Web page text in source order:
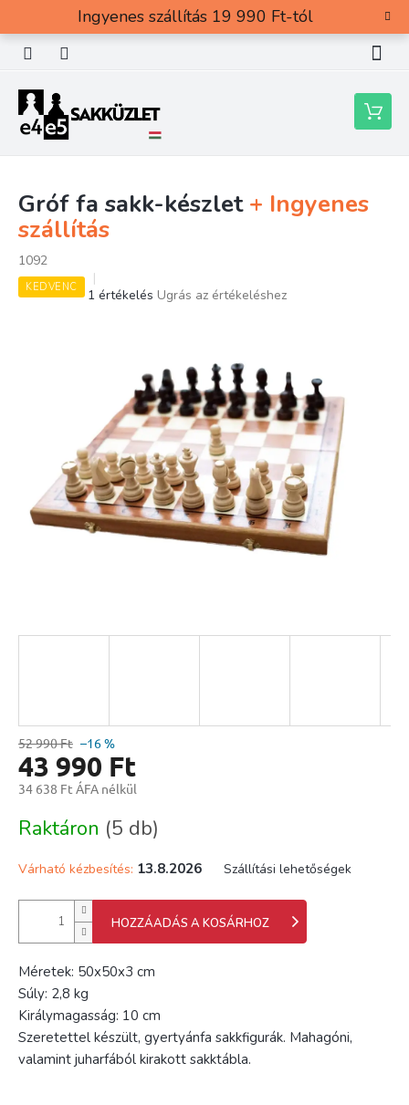
tartalomhoz
Ingyenes szállítás 19 990 Ft-tól
Kosár
Gróf fa sakk-készlet + Ingyenes
szállítás
1092
KEDVENC
A
csillag.
1 értékelés Ugrás az értékeléshez
52 990 Ft –16 %
43 990 Ft
34 638 Ft ÁFA nélkül
Raktáron (5 db)
Várható kézbesítés: 13.8.2026 Szállítási lehetőségek
HOZZÁADÁS A KOSÁRHOZ
Méretek: 50x50x3 cm
Súly: 2,8 kg
Királymagasság: 10 cm
Szeretettel készült, gyertyánfa sakkfigurák. Mahagóni,
valamint juharfából kirakott sakktábla.